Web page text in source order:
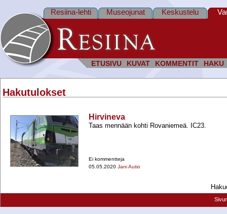
ETUSIVU KUVAT KOMMENTIT HAKU
Resiina-lehti Museojunat Keskustelu
Hakutulokset
Hirvineva
Taas mennään kohti Rovaniemeä. IC23.
Ei kommentteja
05.05.2020 Jani Autio